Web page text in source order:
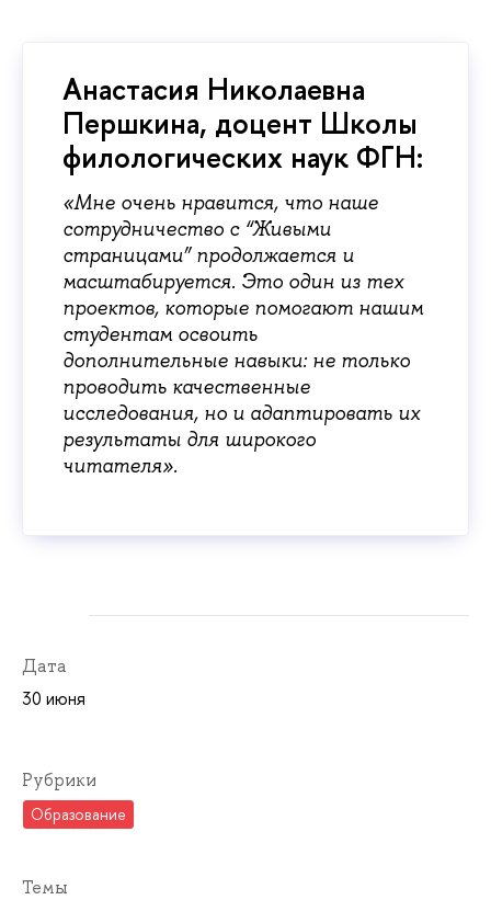
Анастасия Николаевна
Першкина, доцент Школы
филологических наук ФГН:
«Мне очень нравится, что наше
сотрудничество с “Живыми
страницами” продолжается и
масштабируется. Это один из тех
проектов, которые помогают нашим
студентам освоить
дополнительные навыки: не только
проводить качественные
исследования, но и адаптировать их
результаты для широкого
читателя».
Дата
30 июня
Рубрики
Образование
Темы